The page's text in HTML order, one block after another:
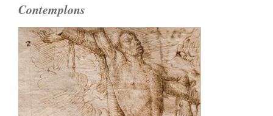
Contemplons